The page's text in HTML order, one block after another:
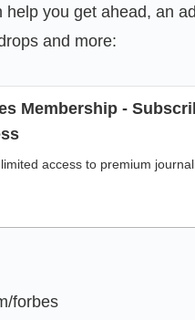
you get ahead, an
and more:
Membership -
access to premium
forbes